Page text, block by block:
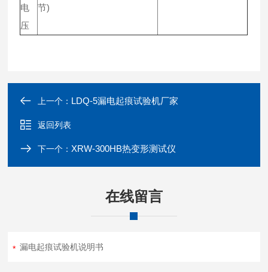
电
压
节)
上一个： LDQ-5漏电起痕试验机厂家
返回列表
下一个：XRW-300HB热变形测试仪
在线留言